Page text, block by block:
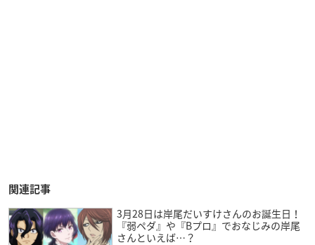
関連記事
3月28日は岸尾だいすけさんのお誕生日！
『弱ペダ』や『Bプロ』でおなじみの岸尾
さんといえば…？